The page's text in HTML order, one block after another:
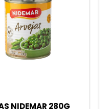
NIDEMAR 280G